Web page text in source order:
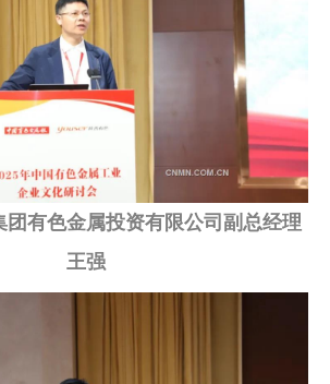
团有色金属投资有限公司副总经理
王强